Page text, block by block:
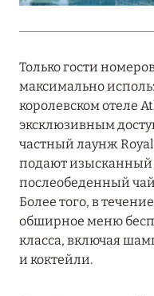
Подробнее
20 марта 2026
MARCH GRAND
LA CARTE
ASTORIA
Подробнее
Только гости
максимально
королевском отеле
эксклюзивным
частный лаунж
подают изысканный
послеобеденный
Более того, в
обширное меню
класса, включая
и коктейли.